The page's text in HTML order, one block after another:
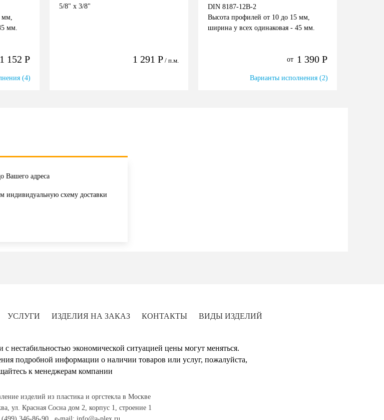
мм,
мм.
1 152 Р
(4)
5/8" x 3/8"
1 291 Р / п.м.
DIN 8187-12B-2
Высота профилей от 10 до 15 мм,
ширина у всех одинаковая - 45 мм.
от 1 390 Р
Варианты исполнения (2)
Вашего адреса
индивидуальную схему доставки
УСЛУГИ ИЗДЕЛИЯ НА ЗАКАЗ КОНТАКТЫ ВИДЫ ИЗДЕЛИЙ
нестабильностью экономической ситуацией цены могут меняться.
подробной информации о наличии товаров или услуг, пожалуйста,
к менеджерам компании
изделий из пластика и оргстекла в Москве
ул. Красная Сосна дом 2, корпус 1, строение 1